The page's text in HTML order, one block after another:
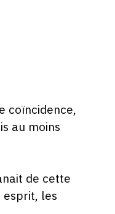
coïncidence,
au moins
de cette
esprit, les